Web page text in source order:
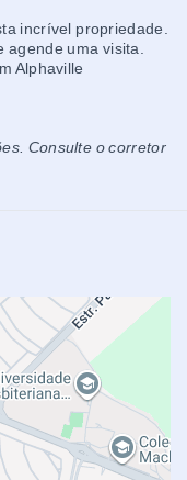
incrível propriedade.
agende uma visita.
Alphaville
Consulte o corretor